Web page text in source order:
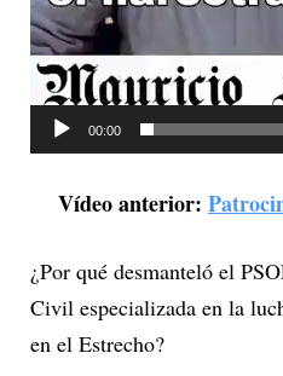
d
e
o
00:00
Vídeo anterior:
¿Por qué desmanteló el
Civil especializada en la
en el Estrecho?